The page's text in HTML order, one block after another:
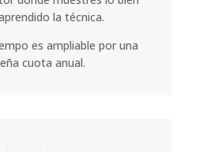
la técnica.
es ampliable por una
cuota anual.